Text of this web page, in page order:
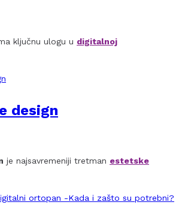
ključnu ulogu u digitalnoj
design
je najsavremeniji tretman estetske